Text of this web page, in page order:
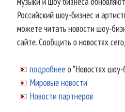
Российский шоу-бизнес и
можете читать новости шоу-
сайте. Сообщить о новостях
подробнее о "Новостях шоу-
Мировые новости
Новости партнеров